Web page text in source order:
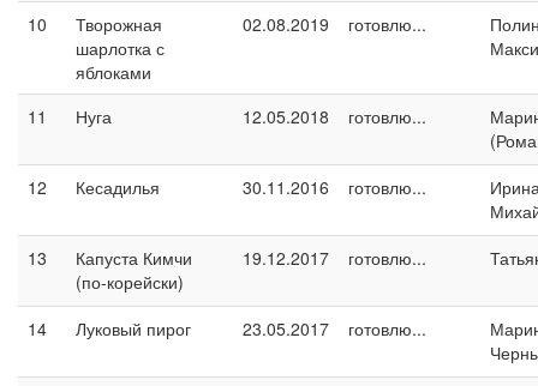
10
Творожная
шарлотка с
яблоками
02.08.2019 готовлю...
11 Нуга 12.05.2018 готовлю...
12
Кесадилья 30.11.2016 готовлю...
13
Капуста Кимчи
(по-корейски)
19.12.2017 готовлю...
14 Луковый пирог 23.05.2017 готовлю...